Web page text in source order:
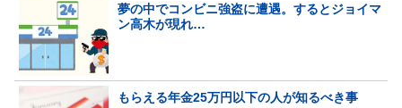
夢の中でコンビニ強盗に遭遇。するとジョイマ
ン高木が現れ…
もらえる年金25万円以下の人が知るべき事